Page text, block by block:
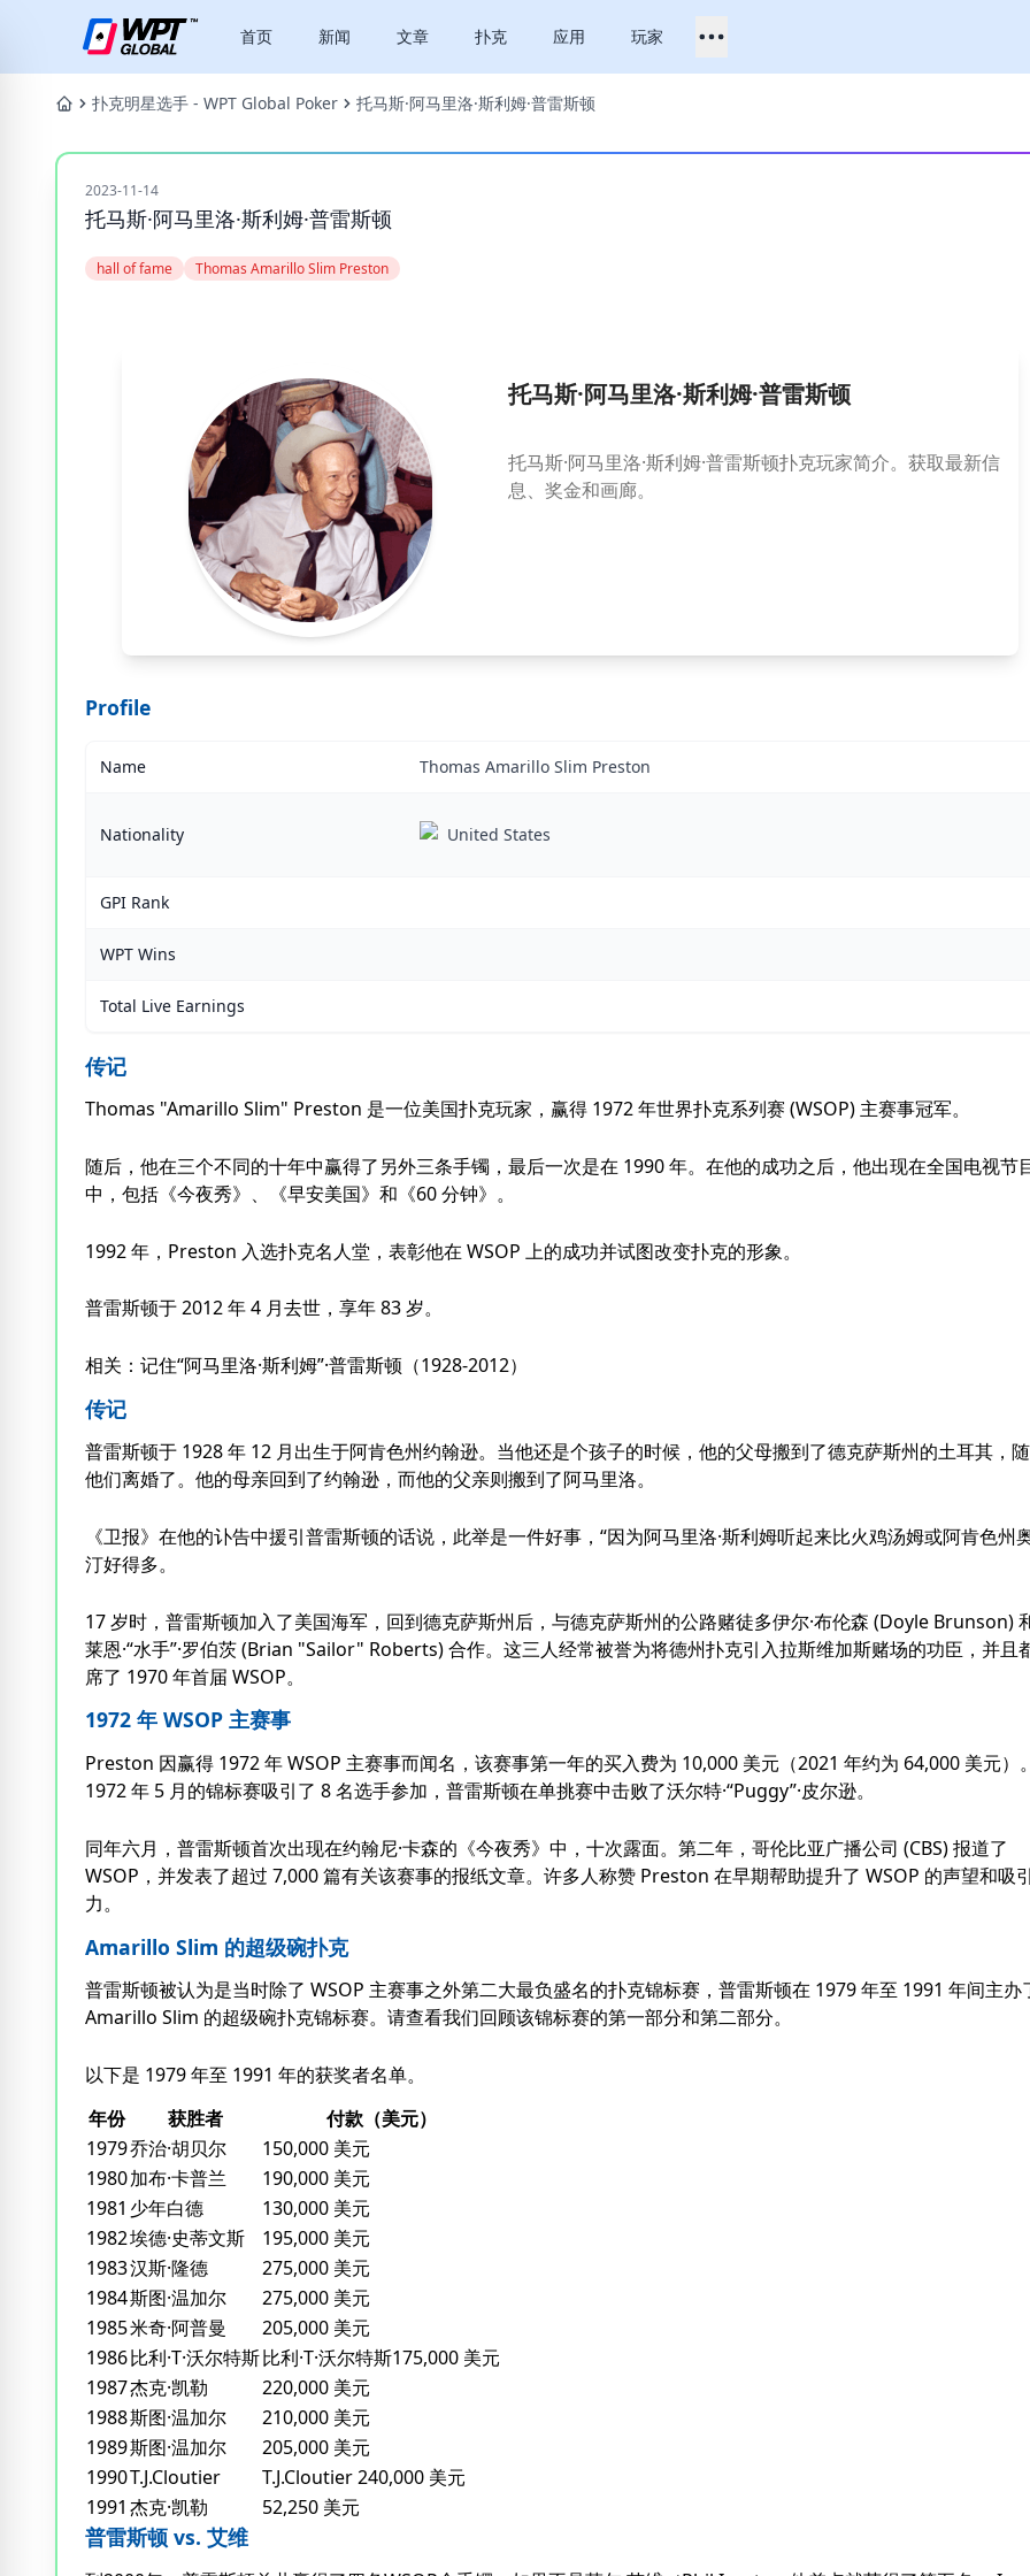
首页 新闻 文章 扑克 应用 玩家
扑克明星选手 - WPT Global Poker 托马斯·阿马里洛·斯利姆·普雷斯顿
2023-11-14
托马斯·阿马里洛·斯利姆·普雷斯顿
hall of fame Thomas Amarillo Slim Preston
托马斯·阿马里洛·斯利姆·普雷斯顿
托马斯·阿马里洛·斯利姆·普雷斯顿扑克玩家简介。获取最新信
息、奖金和画廊。
Profile
Name Thomas Amarillo Slim Preston
Nationality United States
GPI Rank
WPT Wins
Total Live Earnings
传记
Thomas "Amarillo Slim" Preston 是一位美国扑克玩家，赢得 1972 年世界扑克系列赛 (WSOP) 主赛事冠军。
随后，他在三个不同的十年中赢得了另外三条手镯，最后一次是在 1990 年。在他的成功之后，他出现在全国电视节
中，包括《今夜秀》、《早安美国》和《60 分钟》。
1992 年，Preston 入选扑克名人堂，表彰他在 WSOP 上的成功并试图改变扑克的形象。
普雷斯顿于 2012 年 4 月去世，享年 83 岁。
相关：记住“阿马里洛·斯利姆”·普雷斯顿（1928-2012）
传记
普雷斯顿于 1928 年 12 月出生于阿肯色州约翰逊。当他还是个孩子的时候，他的父母搬到了德克萨斯州的土耳其，
他们离婚了。他的母亲回到了约翰逊，而他的父亲则搬到了阿马里洛。
《卫报》在他的讣告中援引普雷斯顿的话说，此举是一件好事，“因为阿马里洛·斯利姆听起来比火鸡汤姆或阿肯色州
汀好得多。
17 岁时，普雷斯顿加入了美国海军，回到德克萨斯州后，与德克萨斯州的公路赌徒多伊尔·布伦森 (Doyle Brunson)
莱恩·“水手”·罗伯茨 (Brian "Sailor" Roberts) 合作。这三人经常被誉为将德州扑克引入拉斯维加斯赌场的功臣，并且
席了 1970 年首届 WSOP。
1972 年 WSOP 主赛事
Preston 因赢得 1972 年 WSOP 主赛事而闻名，该赛事第一年的买入费为 10,000 美元（2021 年约为 64,000 美元）。
1972 年 5 月的锦标赛吸引了 8 名选手参加，普雷斯顿在单挑赛中击败了沃尔特·“Puggy”·皮尔逊。
同年六月，普雷斯顿首次出现在约翰尼·卡森的《今夜秀》中，十次露面。第二年，哥伦比亚广播公司 (CBS) 报道了
WSOP，并发表了超过 7,000 篇有关该赛事的报纸文章。许多人称赞 Preston 在早期帮助提升了 WSOP 的声望和吸引
力。
Amarillo Slim 的超级碗扑克
普雷斯顿被认为是当时除了 WSOP 主赛事之外第二大最负盛名的扑克锦标赛，普雷斯顿在 1979 年至 1991 年间主办
Amarillo Slim 的超级碗扑克锦标赛。请查看我们回顾该锦标赛的第一部分和第二部分。
以下是 1979 年至 1991 年的获奖者名单。
年份
获胜者
付款（美元）
1979乔治·胡贝尔
150,000 美元
1980加布·卡普兰
190,000 美元
1981 少年白德
130,000 美元
1982埃德·史蒂文斯
195,000 美元
1983汉斯·隆德
275,000 美元
1984斯图·温加尔
275,000 美元
1985米奇·阿普曼
205,000 美元
1986比利·T·沃尔特斯比利·T·沃尔特斯175,000 美元
1987杰克·凯勒
220,000 美元
1988斯图·温加尔
210,000 美元
1989斯图·温加尔
205,000 美元
1990T.J.Cloutier
T.J.Cloutier 240,000 美元
1991 杰克·凯勒 52,250 美元
普雷斯顿 vs. 艾维